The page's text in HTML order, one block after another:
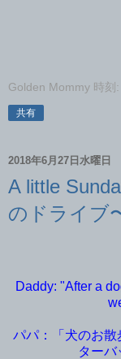
Golden Mommy 時刻:
共有
2018年6月27日水曜日
A little
のドライブ
Daddy: "After a
パパ：「犬のお散
ターバ